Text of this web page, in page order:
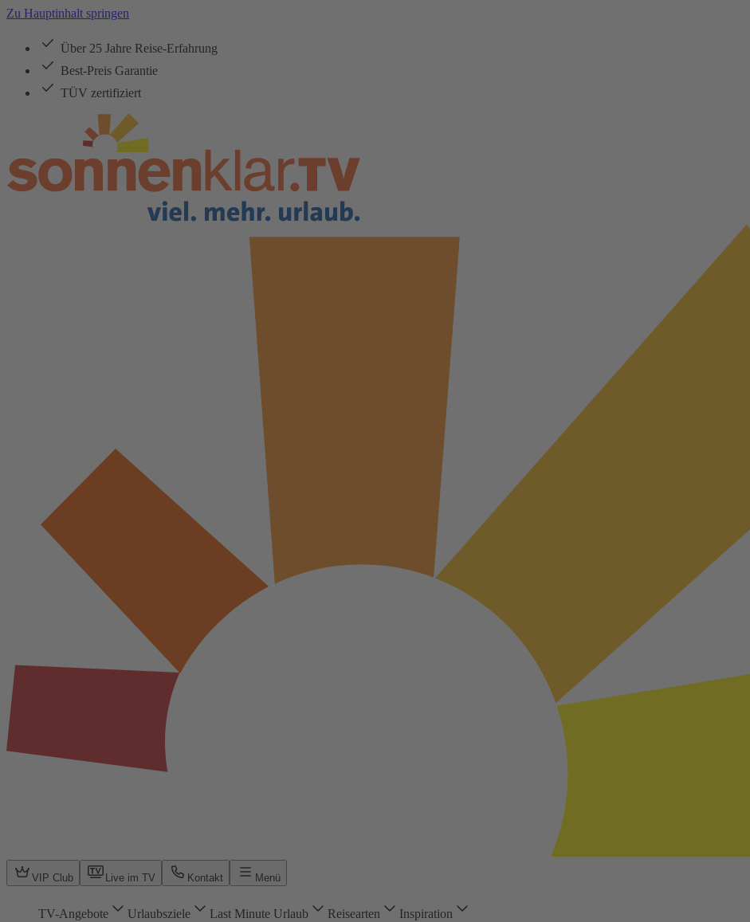
Zu Hauptinhalt springen
Über 25 Jahre Reise-Erfahrung
Best-Preis Garantie
TÜV zertifiziert
VIP Club Live im TV Kontakt Menü
TV-Angebote Urlaubsziele Last Minute Urlaub Reisearten Inspiration